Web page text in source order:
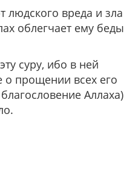
вреда и зла
облегчает ему беды
суру, ибо в ней
о прощении всех его
Аллаха)